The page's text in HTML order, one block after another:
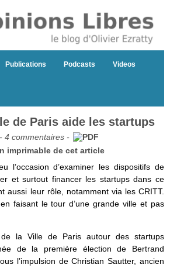
Publications Podcasts Videos
de Paris aide les startups
4 commentaires -
l’occasion d’examiner les dispositifs de
et surtout financer les startups dans ce
aussi leur rôle, notamment via les CRITT.
faisant le tour d’une grande ville et pas
de la Ville de Paris autour des startups
de la première élection de Bertrand
l’impulsion de Christian Sautter, ancien